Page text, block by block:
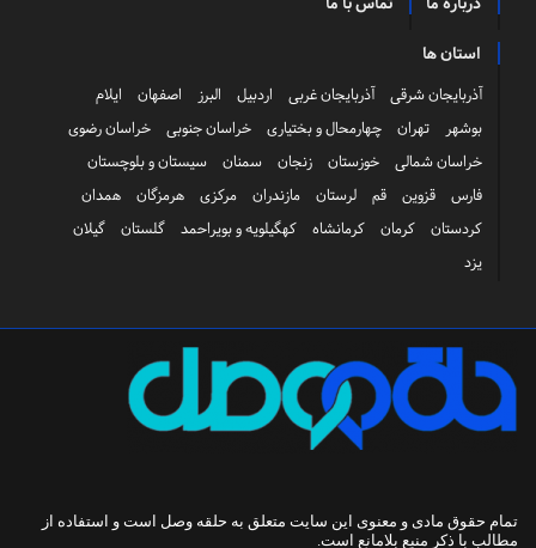
استان ها
آذربایجان شرقی آذربایجان غربی اردبیل البرز اصفهان
ایلام
بوشهر
تهران چهارمحال و بختیاری خراسان جنوبی
خراسان رضوی
خراسان شمالی
خوزستان زنجان سمنان
سیستان و بلوچستان
فارس
قزوین قم لرستان مازندران مرکزی هرمزگان
همدان
کردستان
کرمان کرمانشاه کهگیلویه و بویراحمد گلستان
گیلان
یزد
تمام حقوق مادی و معنوی این سایت متعلق به حلقه وصل است و استفاده از
مطالب با ذکر منبع بلامانع است.